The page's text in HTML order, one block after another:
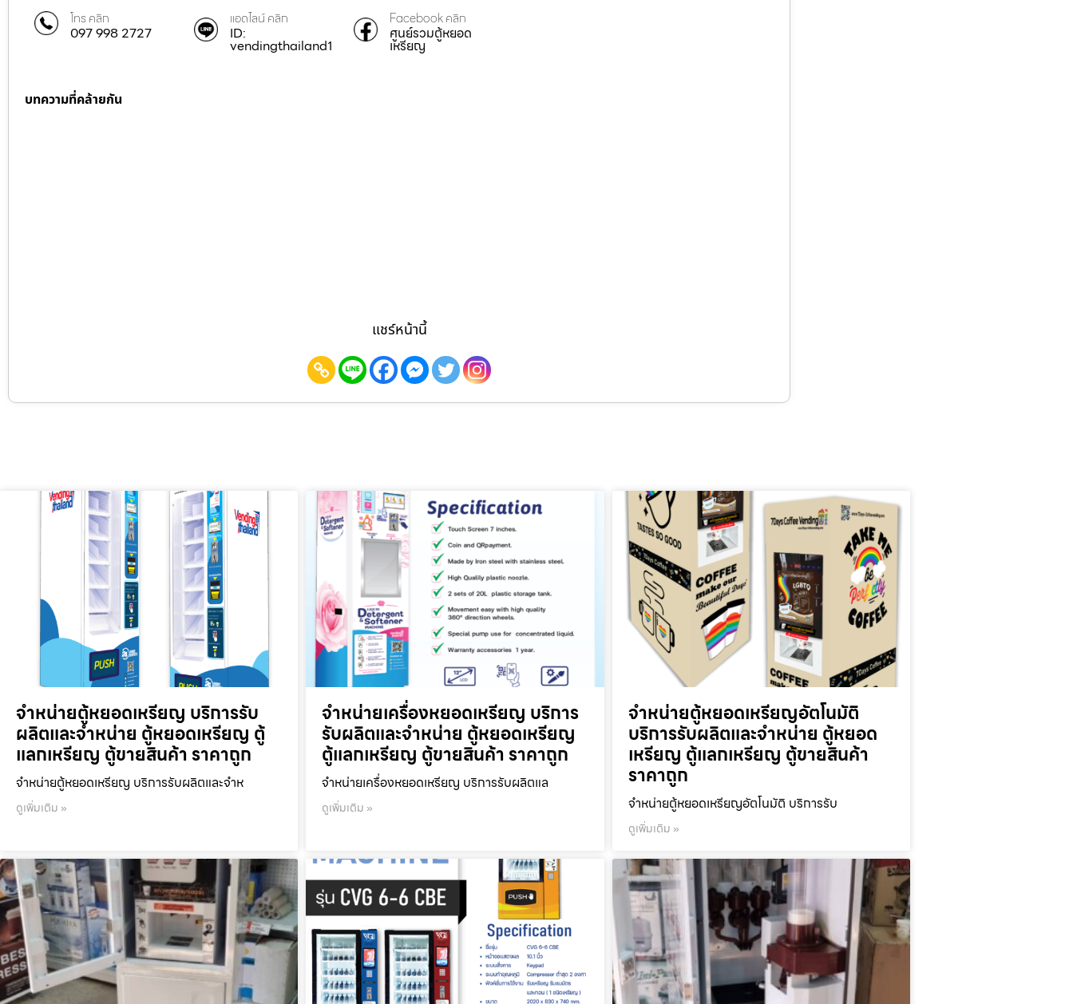
โทร คลิก
097 998 2727
แอดไลน์ คลิก
ID:
vendingthailand1
Facebook คลิก
ศูนย์รวมตู้หยอด
เหรียญ
บทความที่คล้ายกัน
แชร์หน้านี้
จำหน่ายตู้หยอดเหรียญ บริการรับ
ผลิตและจำหน่าย ตู้หยอดเหรียญ ตู้
แลกเหรียญ ตู้ขายสินค้า ราคาถูก
จำหน่ายตู้หยอดเหรียญ บริการรับผลิตและจำห
ดูเพิ่มเติม »
จำหน่ายเครื่องหยอดเหรียญ บริการ
รับผลิตและจำหน่าย ตู้หยอดเหรียญ
ตู้แลกเหรียญ ตู้ขายสินค้า ราคาถูก
จำหน่ายเครื่องหยอดเหรียญ บริการรับผลิตแล
ดูเพิ่มเติม »
จำหน่ายตู้หยอดเหรียญ​อัตโนมัติ
บริการรับผลิตและจำหน่าย ตู้หยอด
เหรียญ ตู้แลกเหรียญ ตู้ขายสินค้า
ราคาถูก
จำหน่ายตู้หยอดเหรียญ​อัตโนมัติ บริการรับ
ดูเพิ่มเติม »